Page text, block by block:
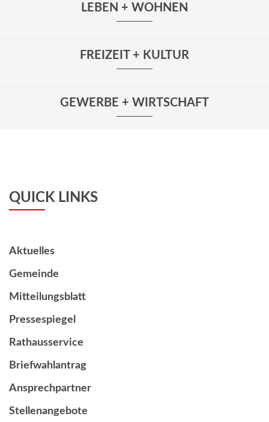
LEBEN + WOHNEN
FREIZEIT + KULTUR
GEWERBE + WIRTSCHAFT
QUICK LINKS
Aktuelles
Gemeinde
Mitteilungsblatt
Pressespiegel
Rathausservice
Briefwahlantrag
Ansprechpartner
Stellenangebote